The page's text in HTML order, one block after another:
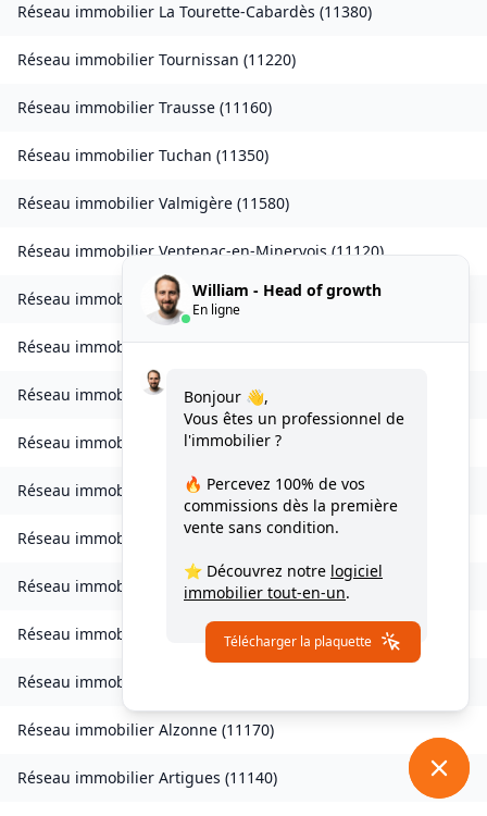
Réseau immobilier La Tourette-Cabardès (11380)
Réseau immobilier Tournissan (11220)
Réseau immobilier Trausse (11160)
Réseau immobilier Tuchan (11350)
Réseau immobilier Valmigère (11580)
Réseau immobilierVentenac-en-Minervois(11120)
Réseau immobilierVerdun-en-Lauragais( 11400)
Réseau immobilierVignevieille(11330)
Réseau immobilierVillalier(11600
Réseau immobilier Villanière(11600)
Réseau immobilier Villardebelle(11580)
Réseau immobilier Villarzel-Cabardès(11600
Réseau immobilier Villefloure(11570)
Réseau immobilier Alairac 11290)
Réseau immobilier
Réseau immobilier Alzonne (11170)
Réseau immobilier Artigues (11140)
William - Head of growth
En ligne
Bonjour 👋,
Vous êtes un professionnel de
l'immobilier ?
🔥 Percevez 100% de vos
commissions dès la première
vente sans condition.
⭐ Découvrez notre logiciel
immobilier tout-en-un.
Télécharger la plaquette